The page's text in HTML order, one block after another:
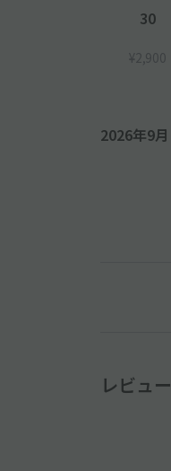
30
¥2,900
2026年9月
レビュー